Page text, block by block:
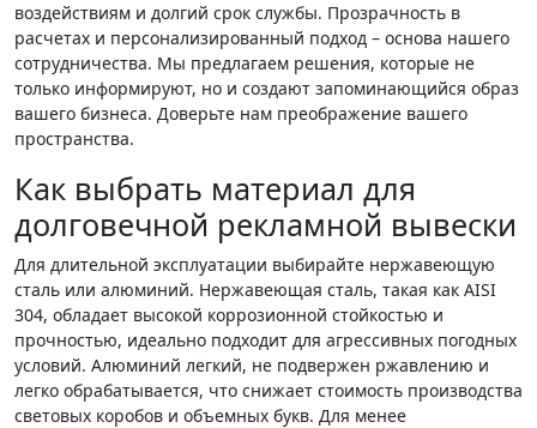
воздействиям и долгий срок службы. Прозрачность в
расчетах и персонализированный подход – основа нашего
сотрудничества. Мы предлагаем решения, которые не
только информируют, но и создают запоминающийся образ
вашего бизнеса. Доверьте нам преображение вашего
пространства.
Как выбрать материал для
долговечной рекламной вывески
Для длительной эксплуатации выбирайте нержавеющую
сталь или алюминий. Нержавеющая сталь, такая как AISI
304, обладает высокой коррозионной стойкостью и
прочностью, идеально подходит для агрессивных погодных
условий. Алюминий легкий, не подвержен ржавлению и
легко обрабатывается, что снижает стоимость производства
световых коробов и объемных букв. Для менее